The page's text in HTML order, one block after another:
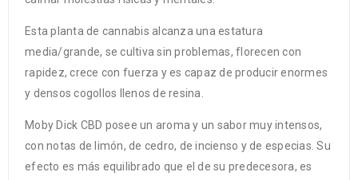
Esta planta de cannabis alcanza una estatura
media/grande, se cultiva sin problemas, florecen con
rapidez, crece con fuerza y es capaz de producir enormes
y densos cogollos llenos de resina.
Moby Dick CBD posee un aroma y un sabor muy intensos,
con notas de limón, de cedro, de incienso y de especias. Su
efecto es más equilibrado que el de su predecesora, es